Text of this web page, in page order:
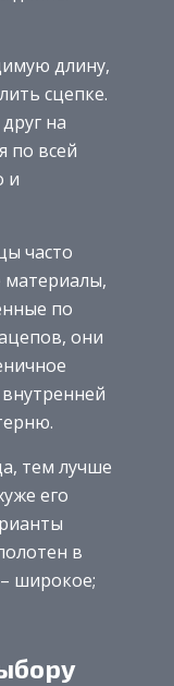
длину,
сцепке.
на
по всей
и
часто
по
они
тем лучше
его
в
широкое;